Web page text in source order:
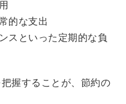
的な支出
スといった定期的な負
握することが、節約の